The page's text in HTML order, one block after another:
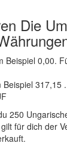
Die
Beispiel 0,00.
317,15
250
für dich der